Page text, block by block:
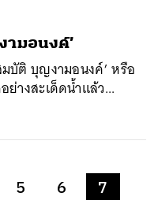
ามอนงค์’
บัติ บุญงามอนงค์’ หรือ
ย่างสะเด็ดน้ำแล้ว...
5 6 7